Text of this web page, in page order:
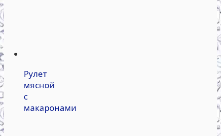
Рулет
мясной
с
макаронами